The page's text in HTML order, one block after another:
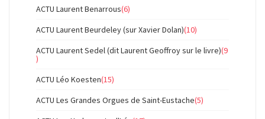
ACTU Laurent Benarrous(6)
ACTU Laurent Beurdeley (sur Xavier Dolan)(10)
ACTU Laurent Sedel (dit Laurent Geoffroy sur le livre)(9
)
ACTU Léo Koesten(15)
ACTU Les Grandes Orgues de Saint-Eustache(5)